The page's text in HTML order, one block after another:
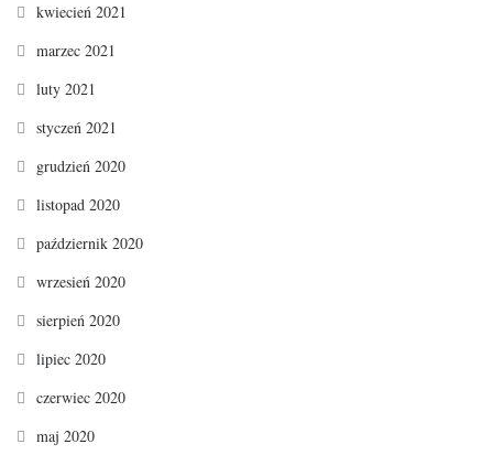
kwiecień 2021
marzec 2021
luty 2021
styczeń 2021
grudzień 2020
listopad 2020
październik 2020
wrzesień 2020
sierpień 2020
lipiec 2020
czerwiec 2020
maj 2020